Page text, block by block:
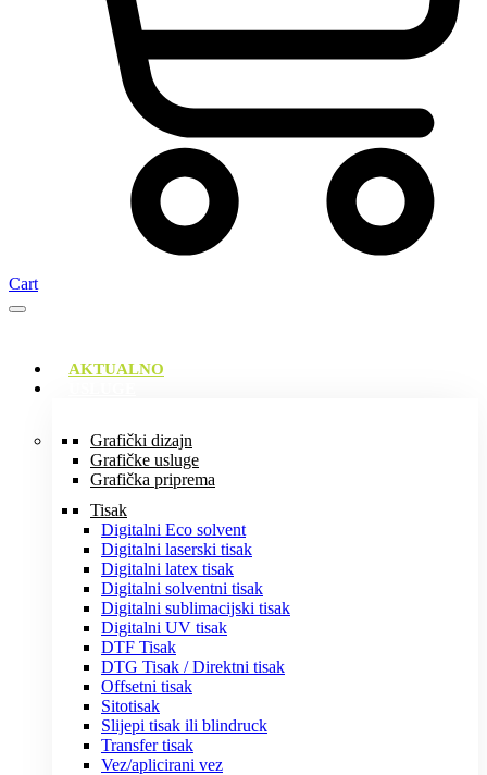
Cart
AKTUALNO
Grafički dizajn
Grafičke usluge
Grafička priprema
Tisak
Digitalni Eco solvent
Digitalni laserski tisak
Digitalni latex tisak
Digitalni solventni tisak
Digitalni sublimacijski tisak
Digitalni UV tisak
DTF Tisak
DTG Tisak / Direktni tisak
Offsetni tisak
Sitotisak
Slijepi tisak ili blindruck
Transfer tisak
Vez/aplicirani vez